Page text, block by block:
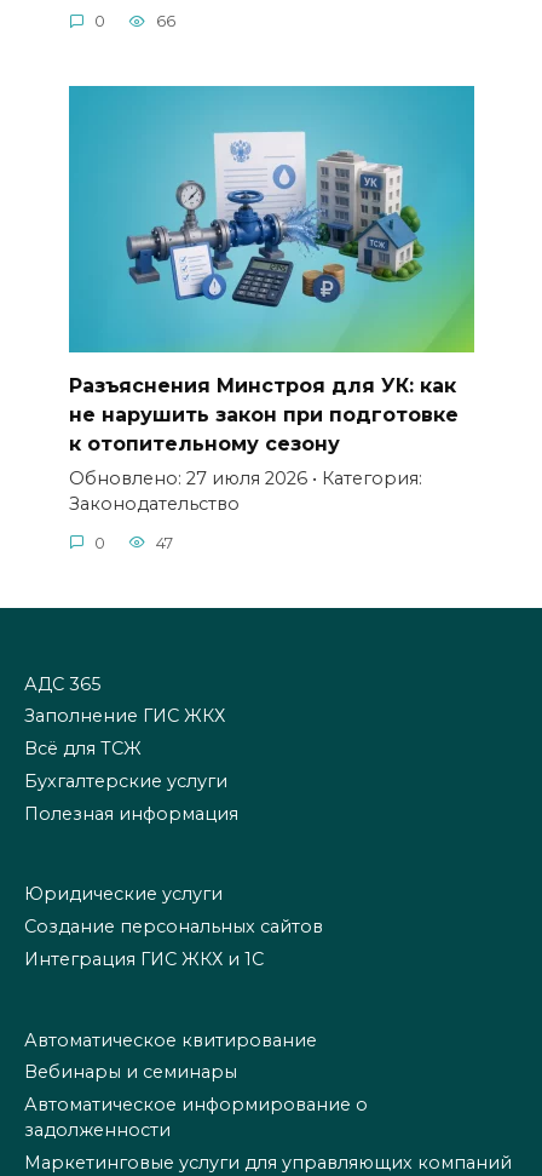
0 66
Разъяснения Минстроя для УК: как
не нарушить закон при подготовке
к отопительному сезону
Обновлено: 27 июля 2026 • Категория:
Законодательство
0 47
АДС 365
Заполнение ГИС ЖКХ
Всё для ТСЖ
Бухгалтерские услуги
Полезная информация
Юридические услуги
Создание персональных сайтов
Интеграция ГИС ЖКХ и 1С
Автоматическое квитирование
Вебинары и семинары
Автоматическое информирование о
задолженности
Маркетинговые услуги для управляющих компаний